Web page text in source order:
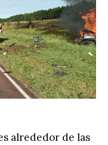
alrededor de las